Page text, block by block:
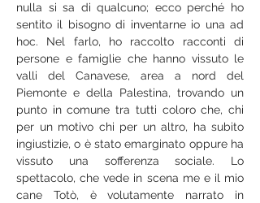
nulla si sa di qualcuno; ecco perché ho
sentito il bisogno di inventarne io una ad
hoc. Nel farlo, ho raccolto racconti di
persone e famiglie che hanno vissuto le
valli del Canavese, area a nord del
Piemonte e della Palestina, trovando un
punto in comune tra tutti coloro che, chi
per un motivo chi per un altro, ha subito
ingiustizie, o è stato emarginato oppure ha
vissuto una sofferenza sociale. Lo
spettacolo, che vede in scena me e il mio
cane Totò, è volutamente narrato in